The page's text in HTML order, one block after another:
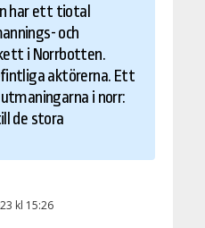
har ett tiotal
och
i Norrbotten.
aktörerna. Ett
i norr:
de stora
kl 15:26